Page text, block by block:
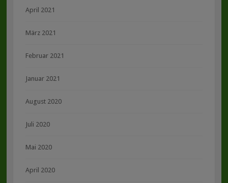
April 2021
März 2021
Februar 2021
Januar 2021
August 2020
Juli 2020
Mai 2020
April 2020